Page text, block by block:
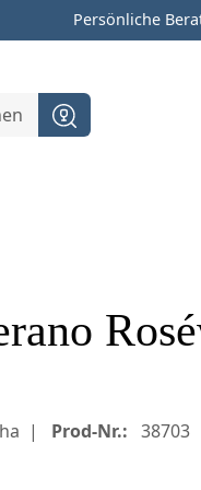
Persönliche
Prod-Nr.: 38703